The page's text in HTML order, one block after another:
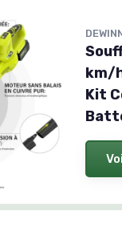
km/
Kit